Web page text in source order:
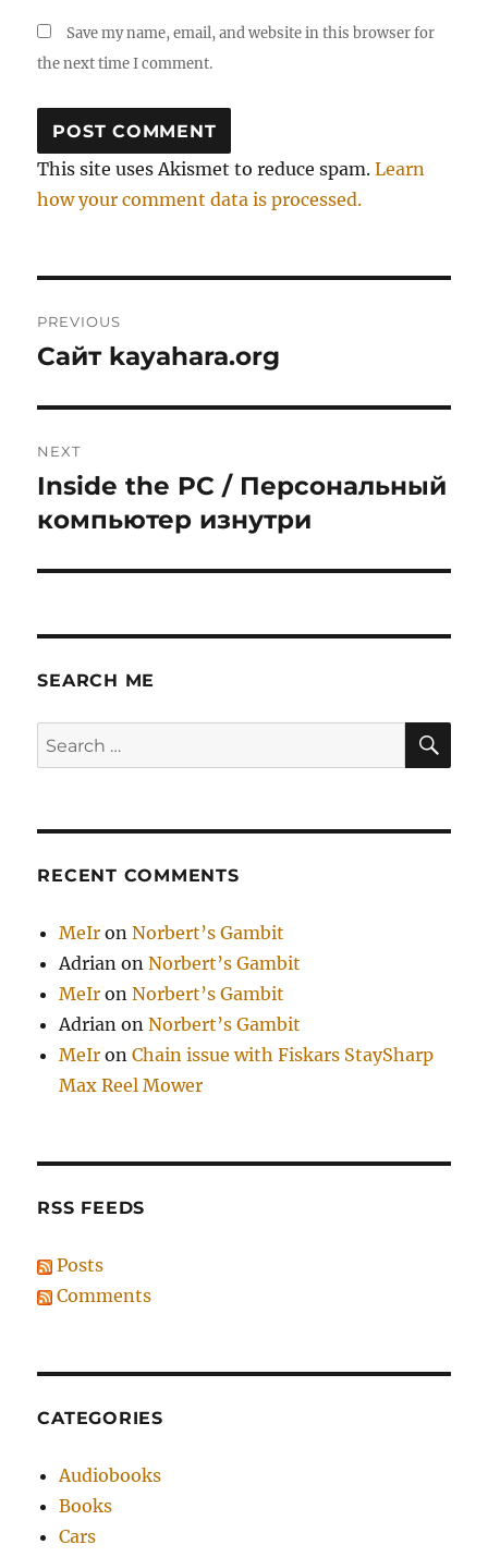
Save my name, email, and website in this browser for
the next time I comment.
This site uses Akismet to reduce spam.Learn
how your comment data is processed.
navigation
PREVIOUS
Previous
Сайт kayahara.org
NEXT
Next
post:
Inside the PC / Персональный
компьютер изнутри
SEARCH ME
Search
for:
RECENT COMMENTS
MeIr onNorbert’s Gambit
Adrian onNorbert’s Gambit
MeIr onNorbert’s Gambit
Adrian onNorbert’s Gambit
MeIr onChain issue with Fiskars StaySharp
Max Reel Mower
RSS FEEDS
Posts
Comments
CATEGORIES
Audiobooks
Books
Cars